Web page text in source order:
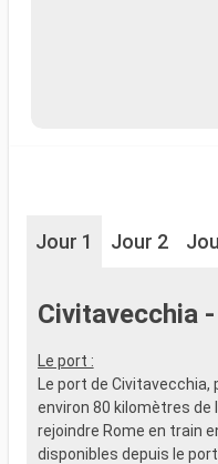
Jour 1 Jour 2
Civitavecchia
Le port :
Le port de Civitavecchia,
environ 80 kilomètres de
rejoindre Rome en train
disponibles depuis le